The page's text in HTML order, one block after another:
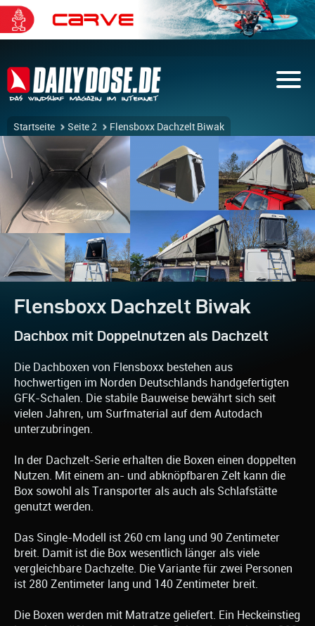
Startseite Seite 2 Flensboxx Dachzelt Biwak
Flensboxx Dachzelt Biwak
Dachbox mit Doppelnutzen als Dachzelt
Die Dachboxen von Flensboxx bestehen aus
hochwertigen im Norden Deutschlands handgefertigten
GFK-Schalen. Die stabile Bauweise bewährt sich seit
vielen Jahren, um Surfmaterial auf dem Autodach
unterzubringen.
In der Dachzelt-Serie erhalten die Boxen einen doppelten
Nutzen. Mit einem an- und abknöpfbaren Zelt kann die
Box sowohl als Transporter als auch als Schlafstätte
genutzt werden.
Das Single-Modell ist 260 cm lang und 90 Zentimeter
breit. Damit ist die Box wesentlich länger als viele
vergleichbare Dachzelte. Die Variante für zwei Personen
ist 280 Zentimeter lang und 140 Zentimeter breit.
Die Boxen werden mit Matratze geliefert. Ein Heckeinstieg